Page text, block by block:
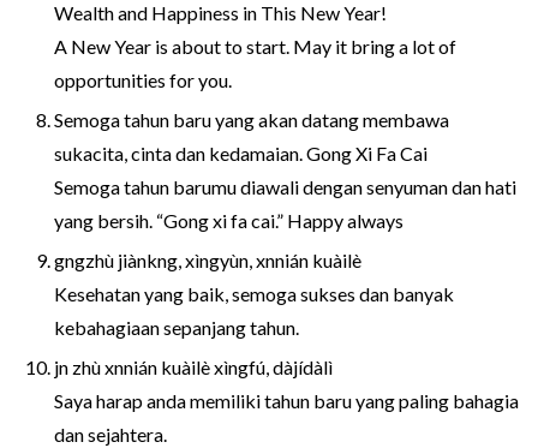
Wealth and Happiness in This New Year!
A New Year is about to start. May it bring a lot of
opportunities for you.
Semoga tahun baru yang akan datang membawa
sukacita, cinta dan kedamaian. Gong Xi Fa Cai
Semoga tahun barumu diawali dengan senyuman dan hati
yang bersih. “Gong xi fa cai.” Happy always
gngzhù jiànkng, xìngyùn, xnnián kuàilè
Kesehatan yang baik, semoga sukses dan banyak
kebahagiaan sepanjang tahun.
jn zhù xnnián kuàilè xìngfú, dàjídàlì
Saya harap anda memiliki tahun baru yang paling bahagia
dan sejahtera.